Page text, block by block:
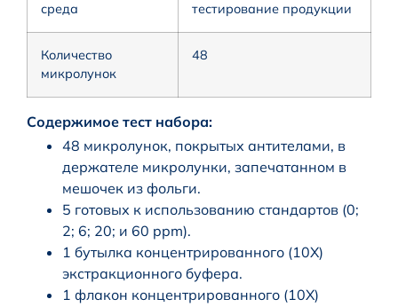
среда
тестирование продукции
Количество
микролунок
48
Содержимое тест набора:
48 микролунок, покрытых антителами, в
держателе микролунки, запечатанном в
мешочек из фольги.
5 готовых к использованию стандартов (0;
2; 6; 20; и 60 ppm).
1 бутылка концентрированного (10X)
экстракционного буфера.
1 флакон концентрированного (10X)